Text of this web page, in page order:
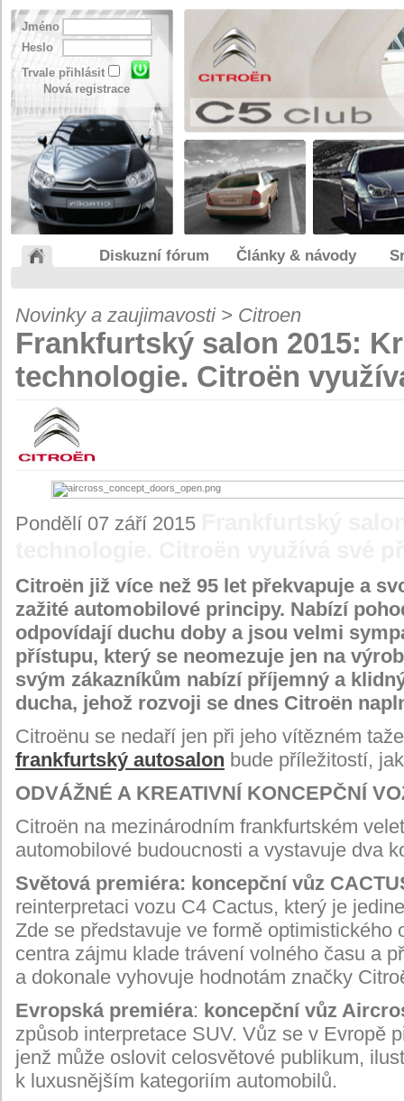
Jméno
Heslo
Trvale přihlásit
Nová registrace
Diskuzní fórum Články & návody
Novinky a zaujimavosti > Citroen
Frankfurtský salon 2015:
technologie. Citroën
Pondělí 07 září 2015
Citroën již více než 95 let překvapuje a
zažité automobilové principy. Nabízí
odpovídají duchu doby a jsou velmi
přístupu, který se neomezuje jen na
svým zákazníkům nabízí příjemný a
ducha, jehož rozvoji se dnes Citroën
Citroënu se nedaří jen při jeho vítězném
frankfurtský autosalon bude příležitostí,
ODVÁŽNÉ A KREATIVNÍ KONCEPČNÍ
Citroën na mezinárodním frankfurtském
automobilové budoucnosti a vystavuje dva
Světová premiéra: koncepční vůz
reinterpretaci vozu C4 Cactus, který je
Zde se představuje ve formě optimistického
centra zájmu klade trávení volného času a
a dokonale vyhovuje hodnotám značky
Evropská premiéra: koncepční vůz
způsob interpretace SUV. Vůz se v Evropě
jenž může oslovit celosvětové publikum,
k luxusnějším kategoriím automobilů.